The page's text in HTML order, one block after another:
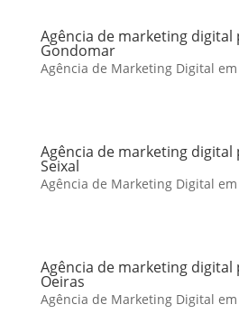
Agência de marketing digital
Gondomar
Agência de Marketing Digital
Agência de marketing digital
Seixal
Agência de Marketing Digital
Agência de marketing digital
Oeiras
Agência de Marketing Digital